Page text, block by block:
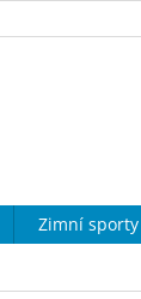
Zimní sporty